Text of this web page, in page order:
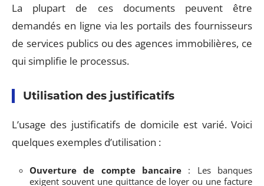
La plupart de ces documents peuvent être
demandés en ligne via les portails des fournisseurs
de services publics ou des agences immobilières, ce
qui simplifie le processus.
Utilisation des justificatifs
L’usage des justificatifs de domicile est varié. Voici
quelques exemples d’utilisation :
Ouverture de compte bancaire : Les banques
exigent souvent une quittance de loyer ou une facture